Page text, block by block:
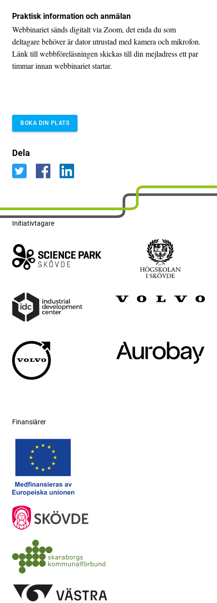
Praktisk information och anmälan
Webbinariet sänds digitalt via Zoom, det enda du som
deltagare behöver är dator utrustad med kamera och mikrofon.
Länk till webbföreläsningen skickas till din mejladress ett par
timmar innan webbinariet startar.
BOKA DIN PLATS
Dela
Initiativtagare
Finansiärer